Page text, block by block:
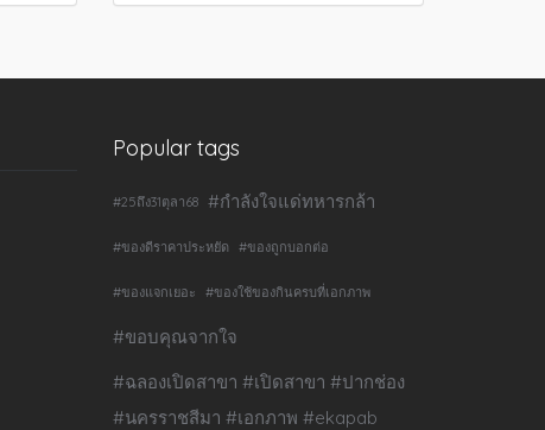
Popular tags
#25ถึง31ตุลา68 #กำลังใจแด่ทหารกล้า
#ของดีราคาประหยัด #ของถูกบอกต่อ
#ของแจกเยอะ #ของใช้ของกินครบที่เอกภาพ
#ขอบคุณจากใจ
#ฉลองเปิดสาขา #เปิดสาขา #ปากช่อง
#นครราชสีมา #เอกภาพ #ekapab